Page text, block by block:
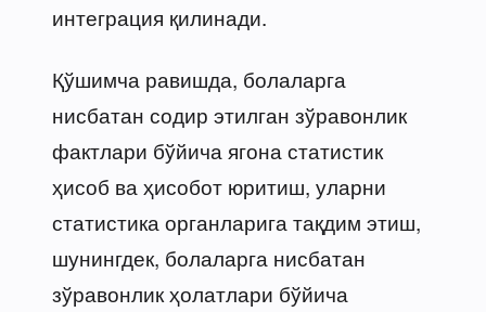
интеграция қилинади.
Қўшимча равишда, болаларга
нисбатан содир этилган зўравонлик
фактлари бўйича ягона статистик
ҳисоб ва ҳисобот юритиш, уларни
статистика органларига тақдим этиш,
шунингдек, болаларга нисбатан
зўравонлик ҳолатлари бўйича